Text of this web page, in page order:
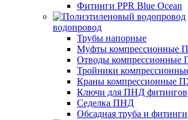
Фитинги PPR Blue Ocean
водопровод
Трубы напорные
Муфты компрессионные
Отводы компрессионные
Тройники
Краны компрессионные
Ключи для ПНД фитингов
Седелка ПНД
Обсадная труба и фитинги